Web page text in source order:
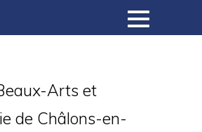
Collections
Arts et
de Châlons-en-